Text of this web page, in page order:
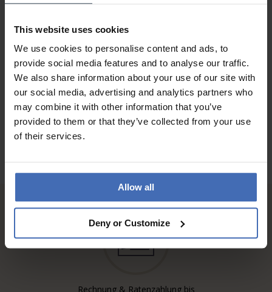
This website uses cookies
We use cookies to personalise content and ads, to
provide social media features and to analyse our traffic.
We also share information about your use of our site with
our social media, advertising and analytics partners who
may combine it with other information that you’ve
provided to them or that they’ve collected from your use
of their services.
Allow all
Deny or Customize
Schön
ZU DEN BEWERTUNGEN
Rechnung & Ratenzahlung bis